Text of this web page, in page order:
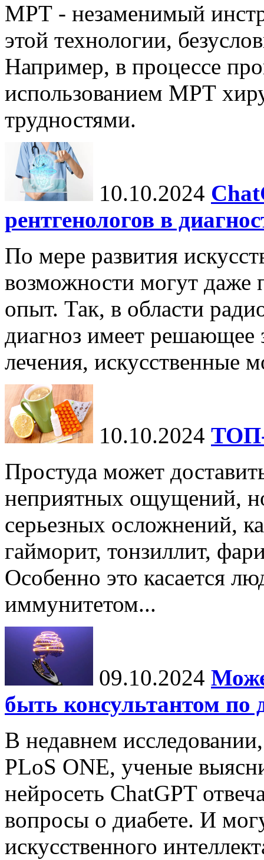
МРТ - незаменимый
этой технологии,
Например, в процессе
использованием МРТ
трудностями.
10.10.2024
рентгенологов в
По мере развития
возможности могут даже
опыт. Так, в области
диагноз имеет решающее
лечения, искусственные
10.10.2024 ТОП-
Простуда может
неприятных ощущений,
серьезных осложнений,
гайморит, тонзиллит,
Особенно это касается
иммунитетом...
09.10.2024
быть консультантом по
В недавнем
PLoS ONE, ученые
нейросеть ChatGPT
вопросы о диабете. И
искусственного